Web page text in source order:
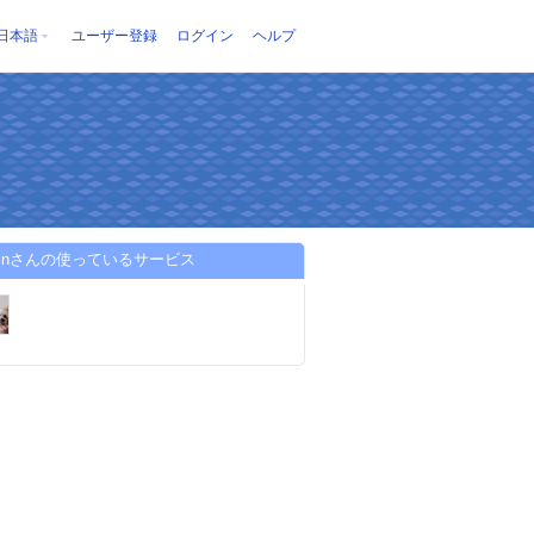
本語 ユーザー登録 ログイン ヘルプ
さんの使っているサービス